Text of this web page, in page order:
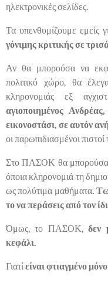
ηλεκτρονικές σελίδες.
Τα υπενθυμίζουμε εμείς
γόνιμης κριτικής σε
Αν θα μπορούσα να
πολιτικό χώρο, θα
κληρονομιάς εξ
αγιοποιημένος
εικονοστάσι, σε αυτόν
οι παρωπιδιασμένοι
Στο ΠΑΣΟΚ θα
όποια κληρονομιά τη
ως πολύτιμα μαθήματα.
το να περάσεις από τον
Όμως, το ΠΑΣΟΚ,δεν
κεφάλι.
Γιατίείναι φτιαγμένο